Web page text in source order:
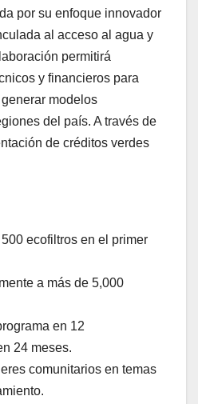
por su enfoque innovador
al acceso al agua y
permitirá
y financieros para
modelos
del país. A través de
de créditos verdes
ecofiltros en el primer
a más de 5,000
en 12
24 meses.
comunitarios en temas